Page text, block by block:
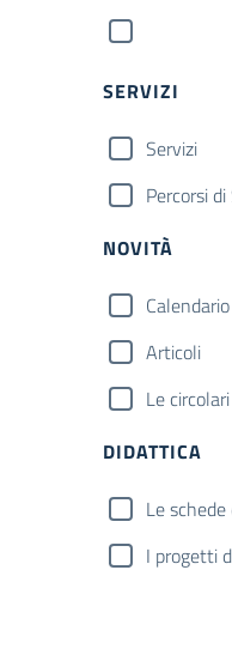
SERVIZI
Servizi
Percorsi
NOVITÀ
Articoli
Le circolari
DIDATTICA
Le
I progetti